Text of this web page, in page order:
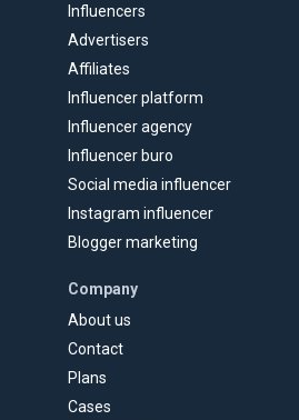
Influencers
Advertisers
Affiliates
Influencer platform
Influencer agency
Influencer buro
Social media influencer
Instagram influencer
Blogger marketing
Company
About us
Contact
Plans
Cases